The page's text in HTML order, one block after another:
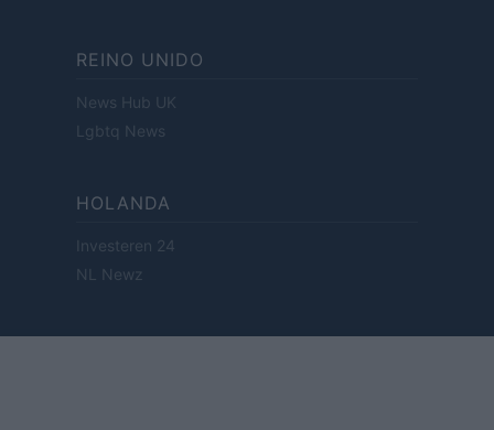
REINO UNIDO
News Hub UK
Lgbtq News
HOLANDA
Investeren 24
NL Newz